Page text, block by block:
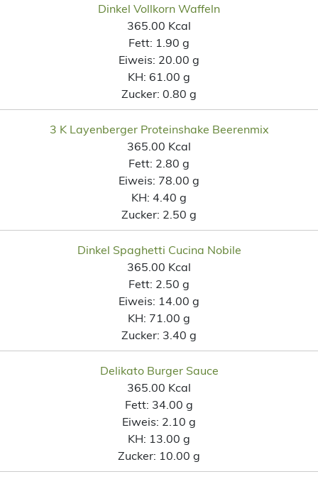
Dinkel Vollkorn Waffeln
365.00 Kcal
Fett: 1.90 g
Eiweis: 20.00 g
KH: 61.00 g
Zucker: 0.80 g
3 K Layenberger Proteinshake Beerenmix
365.00 Kcal
Fett: 2.80 g
Eiweis: 78.00 g
KH: 4.40 g
Zucker: 2.50 g
Dinkel Spaghetti Cucina Nobile
365.00 Kcal
Fett: 2.50 g
Eiweis: 14.00 g
KH: 71.00 g
Zucker: 3.40 g
Delikato Burger Sauce
365.00 Kcal
Fett: 34.00 g
Eiweis: 2.10 g
KH: 13.00 g
Zucker: 10.00 g